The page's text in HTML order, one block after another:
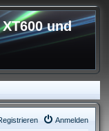
und
Anmelden